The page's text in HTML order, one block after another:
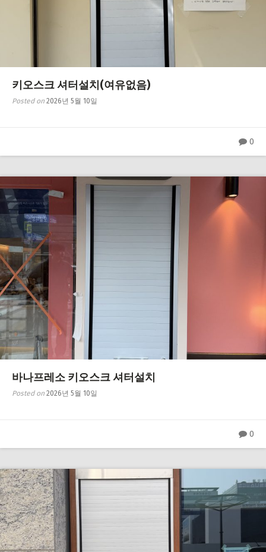
키오스크 셔터설치(여유없음)
Posted on 2026년 5월 10일
0
바나프레소 키오스크 셔터설치
Posted on 2026년 5월 10일
0